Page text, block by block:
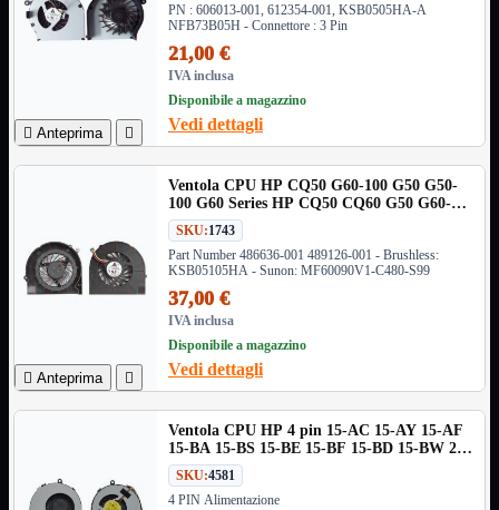
ProlungaMostra tutti i prodotti
EPS
USB3
Mostra tutti i prodotti
Micro
Prolunga
AdattatoreMostra tutti i prodotti
CDROM to Hard Disk
IDE to SATA
m2 to SATA
NVMe to MacBook
NVMe to PCIe
NVMe to USB3
Parallela to Seriale
PS2
Seriale to Parallela
Switch USB2
USB
USB Type-C
USB2 Interni
USB3 Interni
VGA to LAN
 Anteprima 
PN : 606013-001, 612354-001, KSB0505HA-A
NFB73B05H - Connettore : 3 Pin
21,00 €
IVA inclusa
Disponibile a magazzino
Vedi dettagli
 Anteprima 
Ventola CPU HP CQ50 G60-100 G50 G50-
100 G60 Series HP CQ50 CQ60 G50 G60-
100 serie
SKU:1743
Part Number 486636-001 489126-001 - Brushless:
KSB05105HA - Sunon: MF60090V1-C480-S99
37,00 €
IVA inclusa
Disponibile a magazzino
Vedi dettagli
Ventola CPU HP 4 pin 15-AC 15-AY 15-AF
15-BA 15-BS 15-BE 15-BF 15-BD 15-BW 250
G4 255 G4 14-R020
SKU:4581
4 PIN Alimentazione